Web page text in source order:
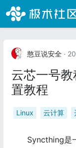
憨豆说安全 ·
云芯一号
置教程
Linux 云计算
Syncthing是一